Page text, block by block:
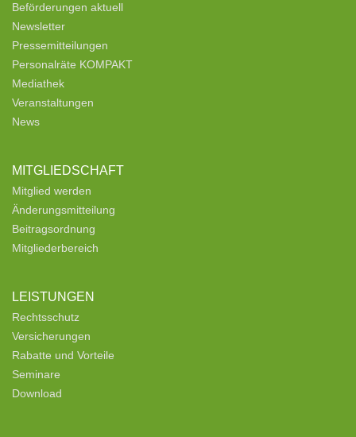
Beförderungen aktuell
Newsletter
Pressemitteilungen
Personalräte KOMPAKT
Mediathek
Veranstaltungen
News
MITGLIEDSCHAFT
Mitglied werden
Änderungsmitteilung
Beitragsordnung
Mitgliederbereich
LEISTUNGEN
Rechtsschutz
Versicherungen
Rabatte und Vorteile
Seminare
Download